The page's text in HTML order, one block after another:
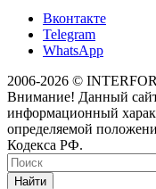
Вконтакте
Telegram
WhatsApp
2006-2026 ©
Внимание! Данный
информационный
определяемой
Кодекса РФ.
Найти